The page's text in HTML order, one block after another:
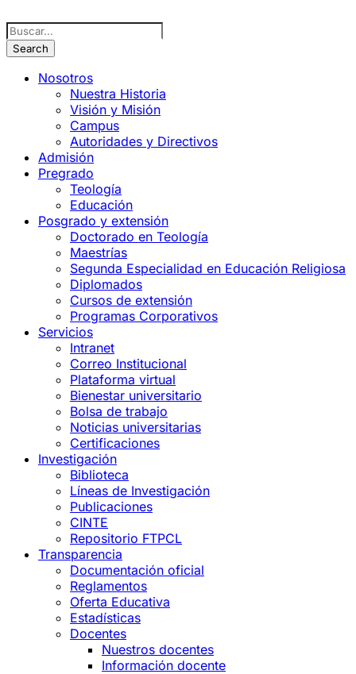
Nosotros
Nuestra Historia
Visión y Misión
Campus
Autoridades y Directivos
Admisión
Pregrado
Teología
Educación
Posgrado y extensión
Doctorado en Teología
Maestrías
Segunda Especialidad en Educación Religiosa
Diplomados
Cursos de extensión
Programas Corporativos
Servicios
Intranet
Correo Institucional
Plataforma virtual
Bienestar universitario
Bolsa de trabajo
Noticias universitarias
Certificaciones
Investigación
Biblioteca
Líneas de Investigación
Publicaciones
CINTE
Repositorio FTPCL
Transparencia
Documentación oficial
Reglamentos
Oferta Educativa
Estadísticas
Docentes
Nuestros docentes
Información docente